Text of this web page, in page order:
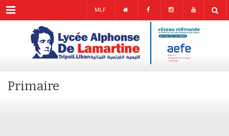
Menu MLF
Primaire